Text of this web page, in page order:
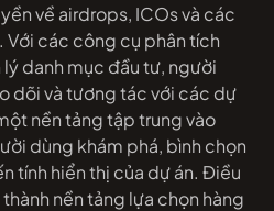
về airdrops, ICOs và các
Với các công cụ phân tích
danh mục đầu tư, người
dõi và tương tác với các dự
nền tảng tập trung vào
dùng khám phá, bình chọn
tính hiển thị của dự án. Điều
nền tảng lựa chọn hàng